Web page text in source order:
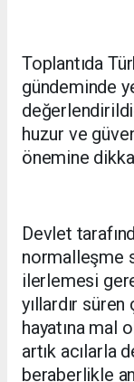
Toplantıda
gündeminde
huzur ve
önemine
Devlet
normalleşme
ilerlemesi
yıllardır süren
hayatına mal
artık acılarla
beraberlikle